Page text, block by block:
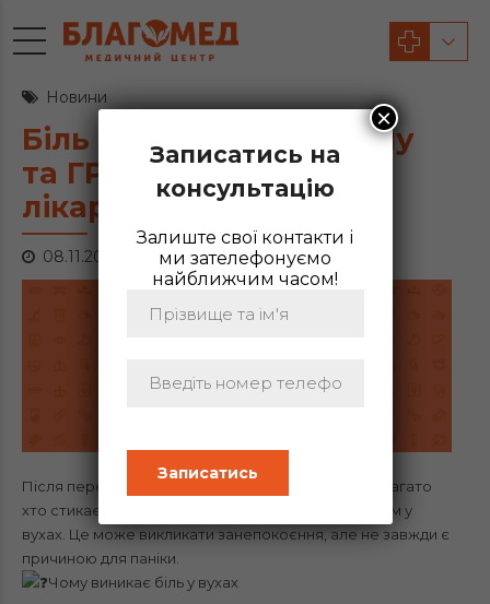
Новини
Біль у вухах після грипу
та ГРВІ : рекомендації
лікаря
08.11.2024
Після перенесеного грипу або вірусної інфекції багато
хто стикається з неприємним симптомом — болем у
вухах. Це може викликати занепокоєння, але не завжди є
причиною для паніки.
Чому виникає біль у вухах
Записатись на
консультацію
Залиште свої контакти і
ми зателефонуємо
найближчим часом!
×